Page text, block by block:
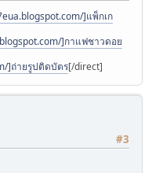
]แพ็กเก
]กาแฟชาวดอย
]ถ่ายรูปติดบัตร[/direct]
#3